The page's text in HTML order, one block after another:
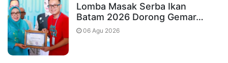
Lomba Masak Serba Ikan
Batam 2026 Dorong Gemar…
06 Agu 2026